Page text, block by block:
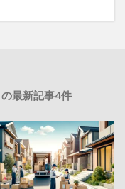
の最新記事4件